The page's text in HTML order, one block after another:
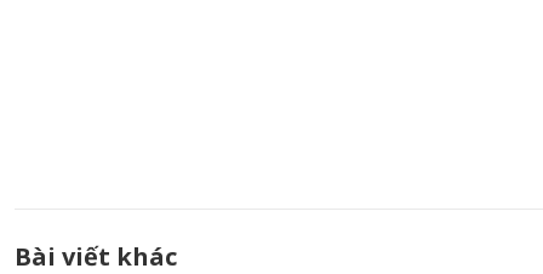
Bài viết khác